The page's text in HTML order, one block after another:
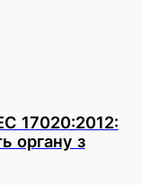
17020:2012:
органу з